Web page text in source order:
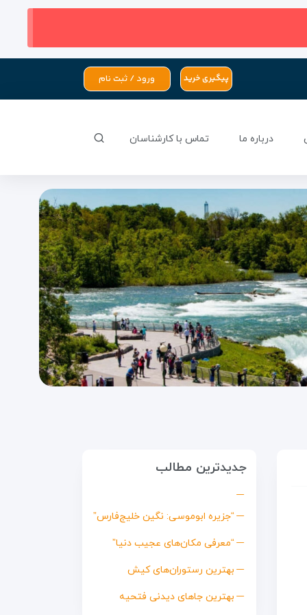
پیگیری خرید ورود / ثبت نام
درباره ما تماس با کارشناسان
جدیدترین مطالب
“جزیره ابوموسی: نگین خلیج‌فارس”
“معرفی مکان‌های عجیب دنیا”
بهترین رستوران‌های کیش
بهترین جاهای دیدنی فتحیه